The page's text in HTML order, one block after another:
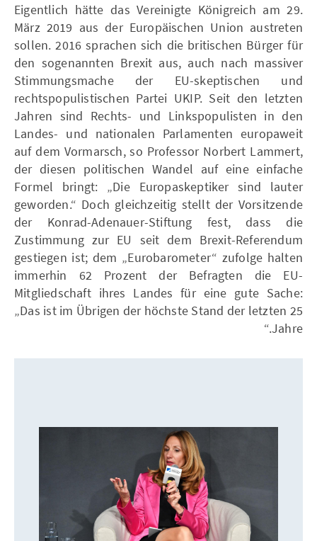
Eigentlich hätte das Vereinigte Königreich am 29.
März 2019 aus der Europäischen Union austreten
sollen. 2016 sprachen sich die britischen Bürger für
den sogenannten Brexit aus, auch nach massiver
Stimmungsmache der EU-skeptischen und
rechtspopulistischen Partei UKIP. Seit den letzten
Jahren sind Rechts- und Linkspopulisten in den
Landes- und nationalen Parlamenten europaweit
auf dem Vormarsch, so Professor Norbert Lammert,
der diesen politischen Wandel auf eine einfache
Formel bringt: „Die Europaskeptiker sind lauter
geworden.“ Doch gleichzeitig stellt der Vorsitzende
der Konrad-Adenauer-Stiftung fest, dass die
Zustimmung zur EU seit dem Brexit-Referendum
gestiegen ist; dem „Eurobarometer“ zufolge halten
immerhin 62 Prozent der Befragten die EU-
Mitgliedschaft ihres Landes für eine gute Sache:
„Das ist im Übrigen der höchste Stand der letzten 25
Jahre.“